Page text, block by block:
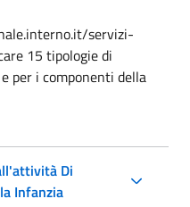
servizi-
15 tipologie di
per i componenti della
Di
Infanzia